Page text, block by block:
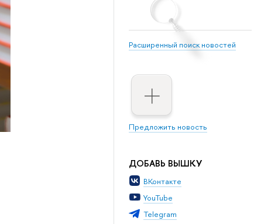
Расширенный поиск новостей
Предложить новость
ДОБАВЬ ВЫШКУ
ВКонтакте
YouTube
Telegram